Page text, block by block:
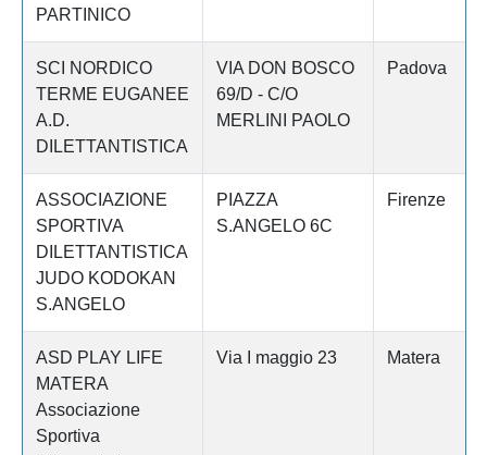
PARTINICO
SCI NORDICO
TERME EUGANEE
A.D.
DILETTANTISTICA
VIA DON BOSCO
69/D - C/O
MERLINI PAOLO
Padova
ASSOCIAZIONE
SPORTIVA
DILETTANTISTICA
JUDO KODOKAN
S.ANGELO
PIAZZA
S.ANGELO 6C
Firenze
ASD PLAY LIFE
MATERA
Associazione
Sportiva
Via I maggio 23 Matera